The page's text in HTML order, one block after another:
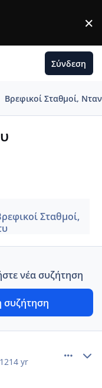
×
Σύνδεση
Βρεφικοί Σταθμοί,
Σταθμοί,
νέα συζήτηση
συζήτηση
14 yr